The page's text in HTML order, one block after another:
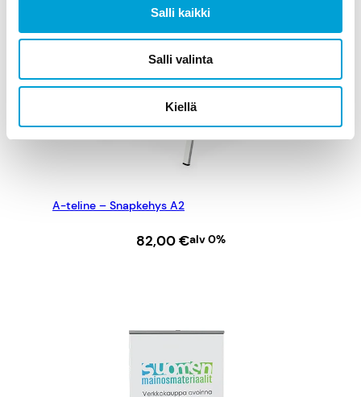
Salli kaikki
Salli valinta
Kiellä
A-teline – Snapkehys A2
82,00€alv 0%